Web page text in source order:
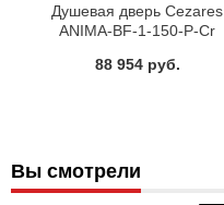
Душевая дверь Cezares
ANIMA-BF-1-150-P-Cr
88 954 руб.
Вы смотрели